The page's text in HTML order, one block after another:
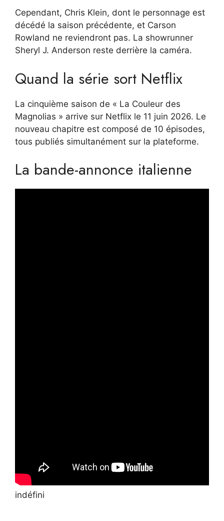
Cependant, Chris Klein, dont le personnage est
décédé la saison précédente, et Carson
Rowland ne reviendront pas. La showrunner
Sheryl J. Anderson reste derrière la caméra.
Quand la série sort Netflix
La cinquième saison de « La Couleur des
Magnolias » arrive sur Netflix le 11 juin 2026. Le
nouveau chapitre est composé de 10 épisodes,
tous publiés simultanément sur la plateforme.
La bande-annonce italienne
indéfini